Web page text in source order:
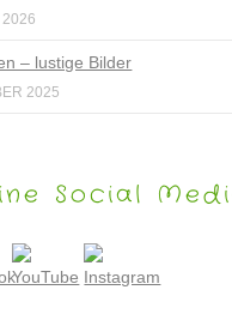
– lustige Bilder
2025
Social